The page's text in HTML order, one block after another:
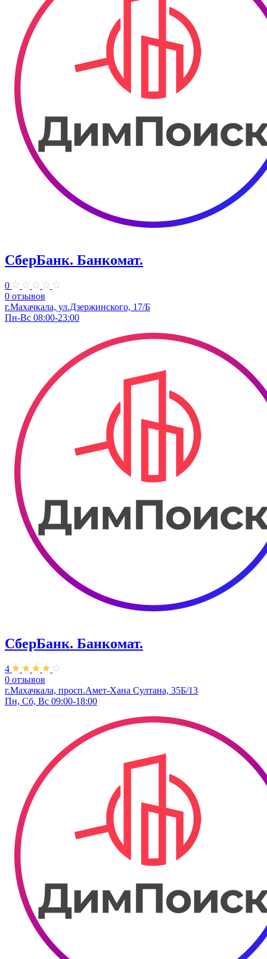
СберБанк. ​Банкомат.
0
0 отзывов
г.Махачкала, ул.Дзержинского, 17/Б
Пн-Вс 08:00-23:00
СберБанк. ​Банкомат.
4
0 отзывов
г.Махачкала, ​просп.Амет-Хана Султана, 35Б/13
Пн, Сб, Вс 09:00-18:00